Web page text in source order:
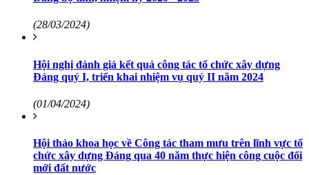
(28/03/2024)
Hội nghị đánh giá kết quả công tác tổ chức xây dựng
Đảng quý I, triển khai nhiệm vụ quý II năm 2024
(01/04/2024)
Hội thảo khoa học về Công tác tham mưu trên lĩnh vực tổ
chức xây dựng Đảng qua 40 năm thực hiện công cuộc đổi
mới đất nước